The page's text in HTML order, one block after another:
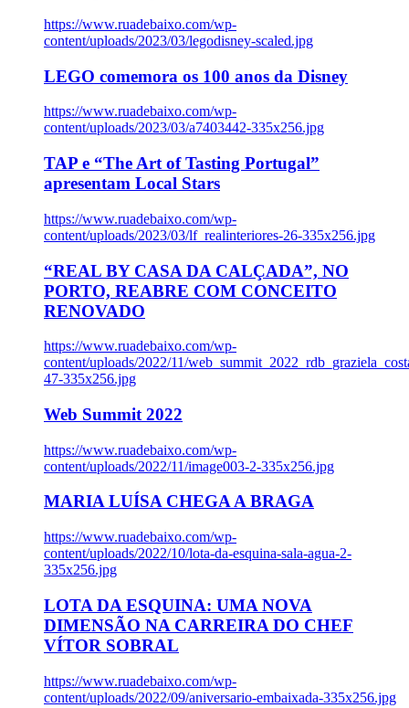
https://www.ruadebaixo.com/wp-
content/uploads/2023/03/legodisney-scaled.jpg
LEGO comemora os 100 anos da Disney
https://www.ruadebaixo.com/wp-
content/uploads/2023/03/a7403442-335x256.jpg
TAP e “The Art of Tasting Portugal”
apresentam Local Stars
https://www.ruadebaixo.com/wp-
content/uploads/2023/03/lf_realinteriores-26-335x256.jpg
“REAL BY CASA DA CALÇADA”, NO
PORTO, REABRE COM CONCEITO
RENOVADO
https://www.ruadebaixo.com/wp-
content/uploads/2022/11/
47-335x256.jpg
Web Summit 2022
https://www.ruadebaixo.com/wp-
content/uploads/2022/11/image003-2-335x256.jpg
MARIA LUÍSA CHEGA A BRAGA
https://www.ruadebaixo.com/wp-
content/uploads/2022/10/lota-da-esquina-sala-agua-2-
335x256.jpg
LOTA DA ESQUINA: UMA NOVA
DIMENSÃO NA CARREIRA DO CHEF
VÍTOR SOBRAL
https://www.ruadebaixo.com/wp-
content/uploads/2022/09/aniversario-embaixada-335x256.jpg